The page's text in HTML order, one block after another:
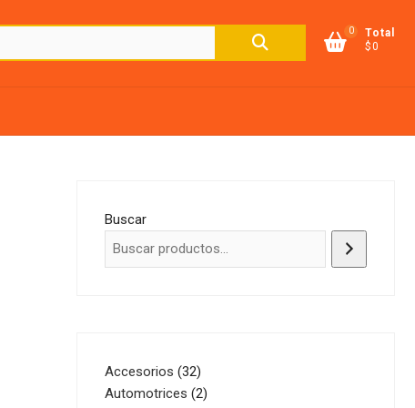
Buscar
0
Total
$0
Buscar
Accesorios 3232
productos
Automotrices 22